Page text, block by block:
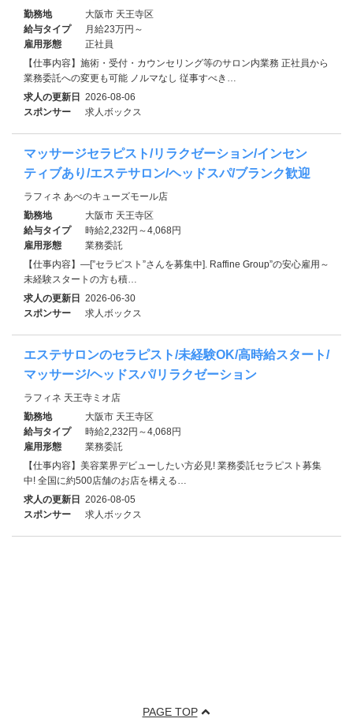
勤務地
大阪市 天王寺区
給与タイプ
月給23万円～
雇用形態
正社員
【仕事内容】施術・受付・カウンセリング等のサロン内業務 正社員から
業務委託への変更も可能 ノルマなし 従事すべき…
求人の更新日 2026-08-06
スポンサー
求人ボックス
マッサージセラピスト/リラクゼーション/インセン
ティブあり/エステサロン/ヘッドスパ/ブランク歓迎
ラフィネ あべのキューズモール店
勤務地
大阪市 天王寺区
給与タイプ
時給2,232円～4,068円
雇用形態
業務委託
【仕事内容】―[”セラピスト”さんを募集中]. Raffine Group”の安心雇用～
未経験スタートの方も積…
求人の更新日 2026-06-30
スポンサー
求人ボックス
エステサロンのセラピスト/未経験OK/高時給スタート/
マッサージ/ヘッドスパ/リラクゼーション
ラフィネ 天王寺ミオ店
勤務地
大阪市 天王寺区
給与タイプ
時給2,232円～4,068円
雇用形態
業務委託
【仕事内容】美容業界デビューしたい方必見! 業務委託セラピスト募集
中! 全国に約500店舗のお店を構える…
求人の更新日 2026-08-05
スポンサー
求人ボックス
PAGE TOP